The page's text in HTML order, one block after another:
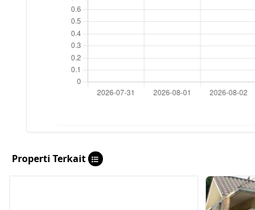
Properti Terkait